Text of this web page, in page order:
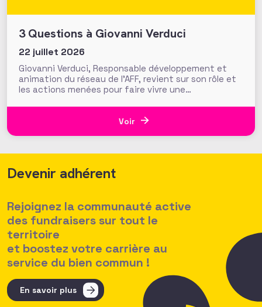
3 Questions à Giovanni Verduci
22 juillet 2026
Giovanni Verduci, Responsable développement et
animation du réseau de l’AFF, revient sur son rôle et
les actions menées pour faire vivre une
L’AFF c’est une équipe, mais c’est aussi et surtout
un réseau. Vous, nos 1350 adhérents, faites la
Voir
Devenir adhérent
Rejoignez la communauté active
des fundraisers sur tout le
territoire
et boostez votre carrière au
service du bien commun !
En savoir plus